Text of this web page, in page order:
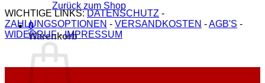
Zurück zum Shop
0
Warenkorb
WICHTIGE LINKS:DATENSCHUTZ -
ZAHLUNGSOPTIONEN - VERSANDKOSTEN -AGB'S -
WIDERRUF-IMPRESSUM